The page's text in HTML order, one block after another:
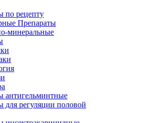
по рецепту
Препараты
минеральные
антигельминтные
для регуляции половой